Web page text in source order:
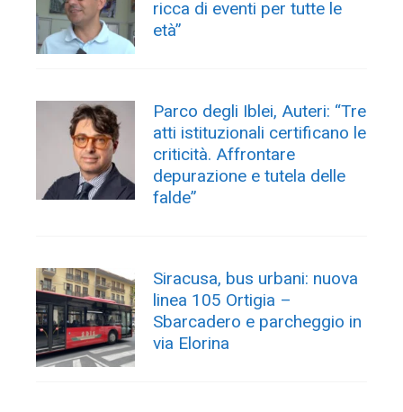
ricca di eventi per tutte le
età”
Parco degli Iblei, Auteri: “Tre
atti istituzionali certificano le
criticità. Affrontare
depurazione e tutela delle
falde”
Siracusa, bus urbani: nuova
linea 105 Ortigia –
Sbarcadero e parcheggio in
via Elorina